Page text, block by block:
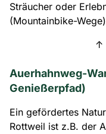
Sträucher oder
(Mountainbike-
↑
Auerhahnweg-
Genießerpfad)
Ein gefördertes
Rottweil ist z.B. der